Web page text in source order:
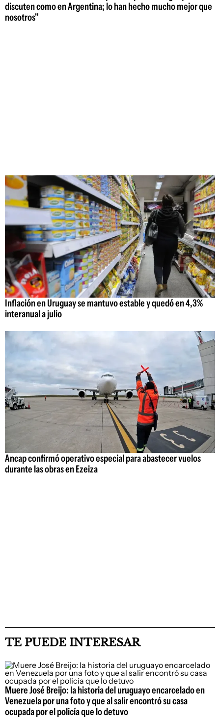
discuten como en Argentina; lo han hecho mucho mejor que
nosotros"
Inflación en Uruguay se mantuvo estable y quedó en 4,3%
interanual a julio
Ancap confirmó operativo especial para abastecer vuelos
durante las obras en Ezeiza
TE PUEDE INTERESAR
Muere José Breijo: la historia del uruguayo encarcelado en
Venezuela por una foto y que al salir encontró su casa
ocupada por el policía que lo detuvo